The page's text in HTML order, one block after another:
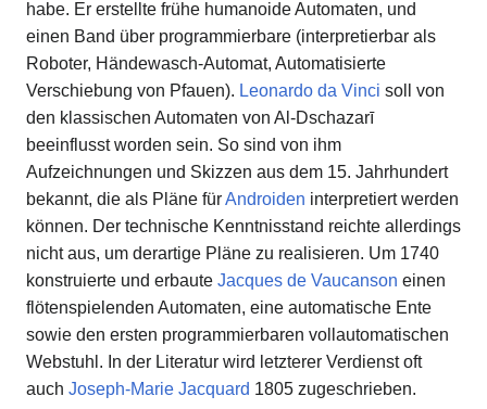
habe. Er erstellte frühe humanoide Automaten, und
einen Band über programmierbare (interpretierbar als
Roboter, Händewasch-Automat, Automatisierte
Verschiebung von Pfauen). Leonardo da Vinci soll von
den klassischen Automaten von Al-Dschazarī
beeinflusst worden sein. So sind von ihm
Aufzeichnungen und Skizzen aus dem 15. Jahrhundert
bekannt, die als Pläne fürAndroiden interpretiert werden
können. Der technische Kenntnisstand reichte allerdings
nicht aus, um derartige Pläne zu realisieren. Um 1740
konstruierte und erbaute Jacques de Vaucanson einen
flötenspielenden Automaten, eine automatische Ente
sowie den ersten programmierbaren vollautomatischen
Webstuhl. In der Literatur wird letzterer Verdienst oft
auch Joseph-Marie Jacquard 1805 zugeschrieben.